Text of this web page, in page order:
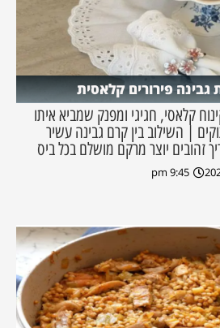
פירורים קלאסית
קלאסי, חגיגי ומפנק שמביא איתו
| השילוב בין קרם גבינה עשיר
זהובים יוצר מרקם מושלם בכל ביס
9:45 pm